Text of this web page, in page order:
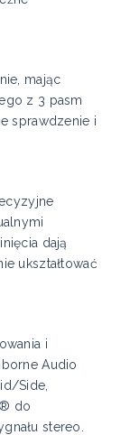
mając
z 3 pasm
sprawdzenie i
dają
ukształtować
i
Audio
Side,
do
stereo.